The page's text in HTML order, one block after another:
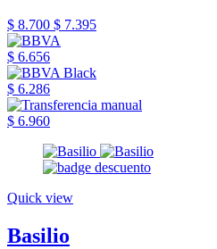
$ 8.700 $ 7.395
$ 6.656
$ 6.286
$ 6.960
Quick view
Basilio